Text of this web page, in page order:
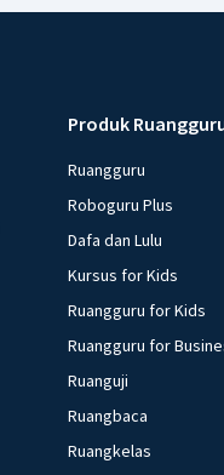
Produk
Ruangguru
Roboguru Plus
Dafa dan Lulu
Kursus for Kids
Ruangguru for Kids
Ruangguru for
Ruanguji
Ruangbaca
Ruangkelas